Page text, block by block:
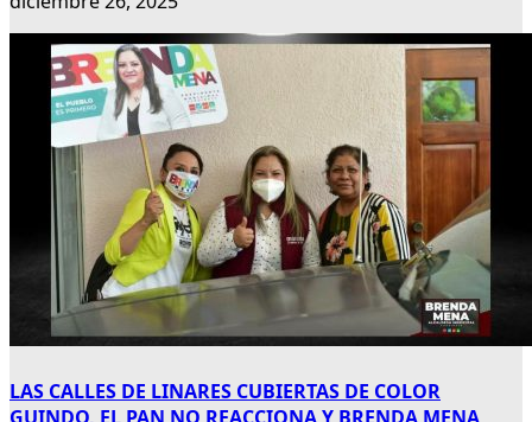
LAS CALLES DE LINARES CUBIERTAS DE COLOR